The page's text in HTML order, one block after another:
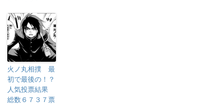
火ノ丸相撲 最
初で最後の！？
人気投票結果
総数６７３７票